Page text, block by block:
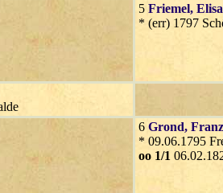
5 Friemel,
* (err) 1797
6 Grond, Franz
* 09.06.1795
oo 1/1